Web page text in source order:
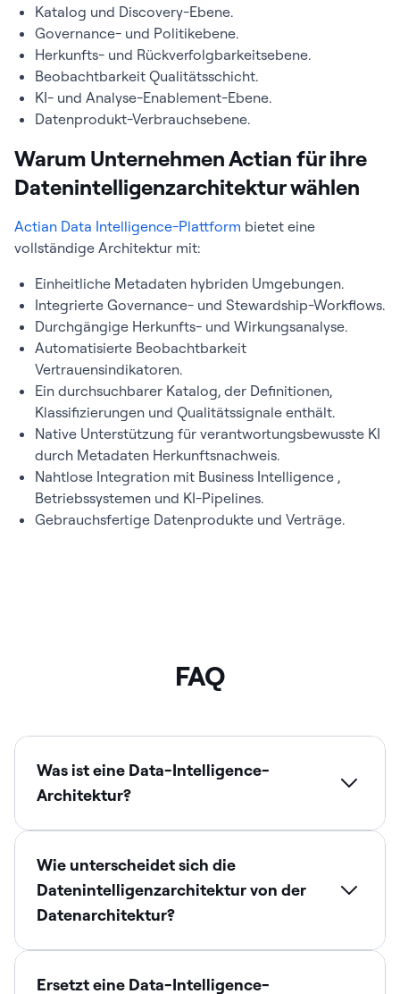
Katalog und Discovery-Ebene.
Governance- und Politikebene.
Herkunfts- und Rückverfolgbarkeitsebene.
Beobachtbarkeit Qualitätsschicht.
KI- und Analyse-Enablement-Ebene.
Datenprodukt-Verbrauchsebene.
Warum Unternehmen Actian für ihre
Datenintelligenzarchitektur wählen
Actian Data Intelligence-Plattform bietet eine
vollständige Architektur mit:
Einheitliche Metadaten hybriden Umgebungen.
Integrierte Governance- und Stewardship-Workflows.
Durchgängige Herkunfts- und Wirkungsanalyse.
Automatisierte Beobachtbarkeit
Vertrauensindikatoren.
Ein durchsuchbarer Katalog, der Definitionen,
Klassifizierungen und Qualitätssignale enthält.
Native Unterstützung für verantwortungsbewusste KI
durch Metadaten Herkunftsnachweis.
Nahtlose Integration mit Business Intelligence ,
Betriebssystemen und KI-Pipelines.
Gebrauchsfertige Datenprodukte und Verträge.
FAQ
Was ist eine Data-Intelligence-
Architektur?
Wie unterscheidet sich die
Datenintelligenzarchitektur von der
Datenarchitektur?
Ersetzt eine Data-Intelligence-